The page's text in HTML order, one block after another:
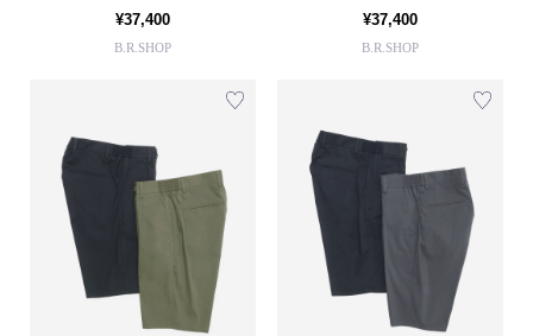
¥37,400
B.R.SHOP
¥37,400
B.R.SHOP